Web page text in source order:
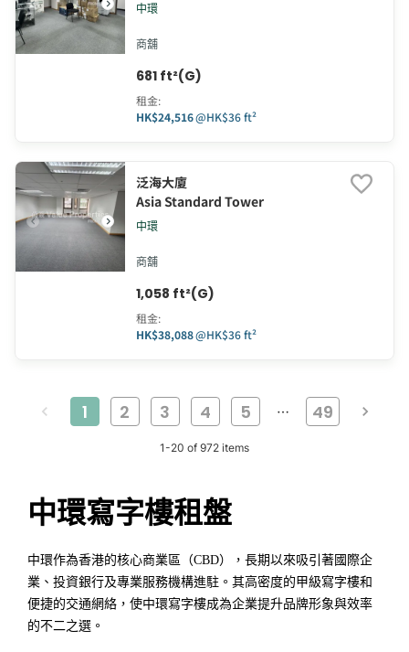
中環
商舖
681 ft²(G)
租金:
HK$24,516@HK$36 ft²
泛海大廈
Asia Standard Tower
中環
商舖
1,058 ft²(G)
租金:
HK$38,088@HK$36 ft²
1 2 3 4 5 … 49
1-20 of 972 items
中環寫字樓租盤
中環作為香港的核心商業區（CBD），長期以來吸引著國際企
業、投資銀行及專業服務機構進駐。其高密度的甲級寫字樓和
便捷的交通網絡，使中環寫字樓成為企業提升品牌形象與效率
的不二之選。